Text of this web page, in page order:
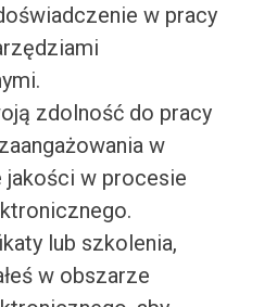
w pracy
zdolność do pracy
w
jakości w procesie
lub szkolenia,
w obszarze